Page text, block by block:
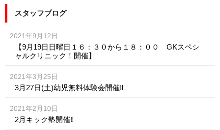
スタッフブログ
2021年9月12日
【9月19日日曜日１６：３０から１８：００ GKスペシ
ャルクリニック！開催】
2021年3月25日
3月27日(土)幼児無料体験会開催‼️
2021年2月10日
2月キック塾開催‼️